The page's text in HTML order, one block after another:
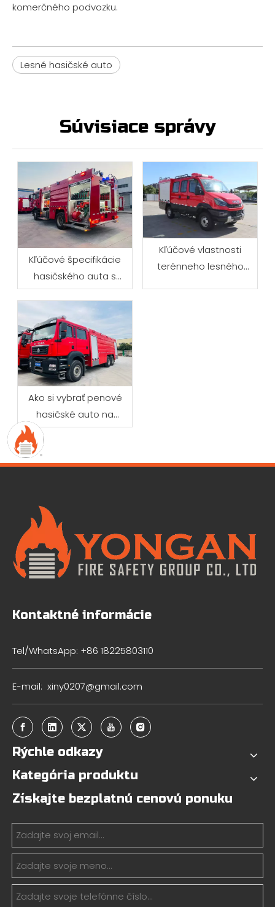
komerčného podvozku.
Lesné hasičské auto
Súvisiace správy
Kľúčové špecifikácie
hasičského auta s
cisternou na vodu
Kľúčové vlastnosti
terénneho lesného
Ako si vybrať penové
hasičské auto na
priemyselné hasenie
Kontaktné informácie
Tel/WhatsApp: +86 18225803110
E-mail: xiny0207@gmail.com
Rýchle odkazy
Kategória produktu
Získajte bezplatnú cenovú ponuku